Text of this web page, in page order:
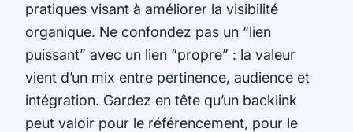
pratiques visant à améliorer la visibilité
organique. Ne confondez pas un “lien
puissant” avec un lien “propre” : la valeur
vient d’un mix entre pertinence, audience et
intégration. Gardez en tête qu’un backlink
peut valoir pour le référencement, pour le